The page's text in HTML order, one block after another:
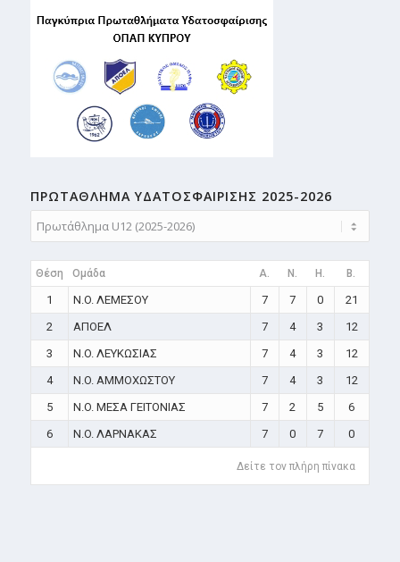
ΠΡΩΤΑΘΛΗMA ΥΔΑΤΟΣΦΑΙΡΙΣΗΣ 2025-2026
Θέση Ομάδα A. N. H. B.
1 N.O. ΛΕΜΕΣΟΥ 7 7 0
21
2
ΑΠΟΕΛ 7 4 3
12
3
N.O. ΛΕΥΚΩΣΙΑΣ 7 4 3
12
4
N.O. ΑΜΜΟΧΩΣΤΟΥ 7 4 3
12
5
N.O. ΜΕΣΑ ΓΕΙΤΟΝΙΑΣ 7 2 5
6
6
N.O. ΛΑΡΝΑΚΑΣ 7 0 7 0
Δείτε τον πλήρη πίνακα